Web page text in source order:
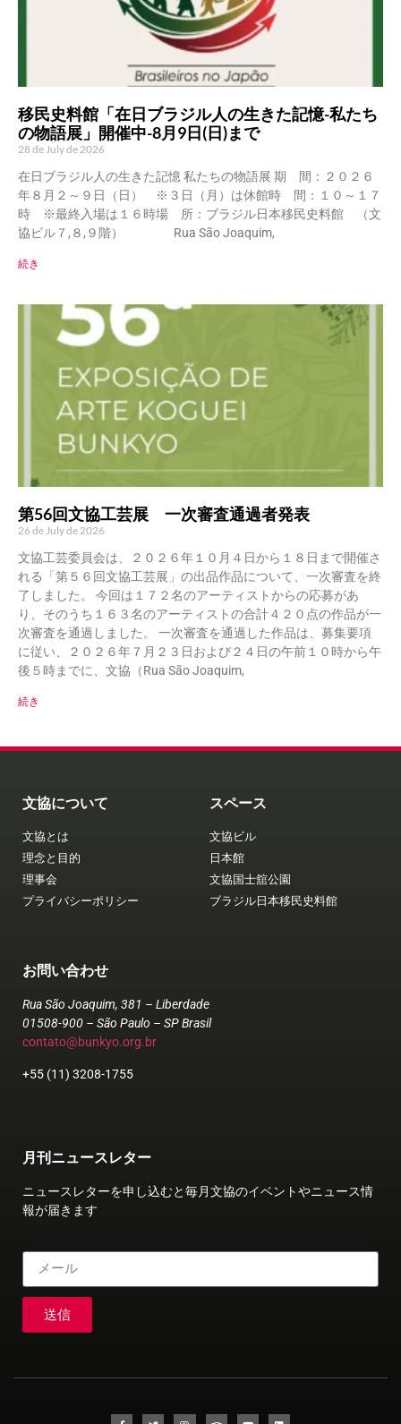
移民史料館「在日ブラジル人の生きた記憶-私たち
の物語展」開催中-8月9日(日)まで
28 de July de 2026
在日ブラジル人の生きた記憶 私たちの物語展 期 間：２０２６
年８月２～９日（日） ※３日（月）は休館時 間：１０～１７
時 ※最終入場は１６時場 所：ブラジル日本移民史料館 （文
協ビル７,８,９階） Rua São Joaquim,
続き
第56回文協工芸展 一次審査通過者発表
26 de July de 2026
文協工芸委員会は、２０２６年１０月４日から１８日まで開催さ
れる「第５６回文協工芸展」の出品作品について、一次審査を終
了しました。 今回は１７２名のアーティストからの応募があ
り、そのうち１６３名のアーティストの合計４２０点の作品が一
次審査を通過しました。 一次審査を通過した作品は、募集要項
に従い、２０２６年７月２３日および２４日の午前１０時から午
後５時までに、文協（Rua São Joaquim,
続き
文協について
文協とは
理念と目的
理事会
プライバシーポリシー
スペース
文協ビル
日本館
文協国士舘公園
ブラジル日本移民史料館
お問い合わせ
Rua São Joaquim, 381 – Liberdade
01508-900 – São Paulo – SP Brasil
contato@bunkyo.org.br
+55 (11) 3208-1755
月刊ニュースレター
ニュースレターを申し込むと毎月文協のイベントやニュース情
報が届きます
送信